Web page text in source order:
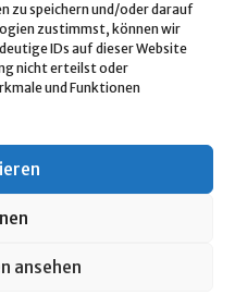
zu speichern und/oder darauf
zustimmst, können wir
IDs auf dieser Website
nicht erteilst oder
und Funktionen
ansehenArchiv